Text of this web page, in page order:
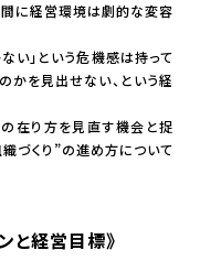
間に経営環境は劇的な変容
い」という危機感は持って
かを見出せない、という経
の在り方を見直す機会と捉
づくり”の進め方について
と経営目標》